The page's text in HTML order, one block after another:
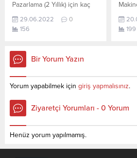
Pazarlama (2 Yıllık) için kaç
sorusunun cevabını
aşağıdan öğrenebilirsiniz. Bu
sınavında en son yerleşen
öğrencilerin yapmış olduğu
TYT Net Sihirbazı, YKS-TYT
Net Sihirbazı. Sayfamızdaki
verilerin tamamı
YÖK tarafından yayınlanmış
YÖKATLAS-YÖK...
29.06.2022
0
156
YÖK
199
Bir Yorum Yazın
Yorum yapabilmek için giriş yapmalısınız.
Ziyaretçi Yorumları - 0 Yorum
Henüz yorum yapılmamış.